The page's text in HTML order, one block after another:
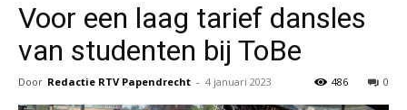
Voor een laag tarief dansles
van studenten bij ToBe
Door Redactie RTV Papendrecht - 4 januari 2023 0
486